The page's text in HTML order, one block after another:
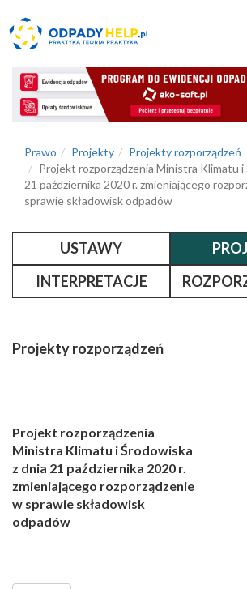
Prawo Projekty
Projekty rozporządzeń
Projekt rozporządzenia Ministra Klimatu i
21 października 2020 r. zmieniającego
sprawie składowisk odpadów
USTAWY
INTERPRETACJE
Projekty rozporządzeń
Projekt rozporządzenia
Ministra Klimatu i Środowiska
z dnia 21 października 2020 r.
zmieniającego rozporządzenie
w sprawie składowisk
odpadów